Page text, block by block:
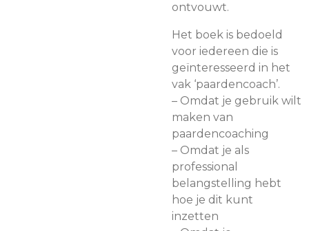
ontvouwt.
Het boek is bedoeld
voor iedereen die is
geïnteresseerd in het
vak ‘paardencoach’.
– Omdat je gebruik wilt
maken van
paardencoaching
– Omdat je als
professional
belangstelling hebt
hoe je dit kunt
inzetten